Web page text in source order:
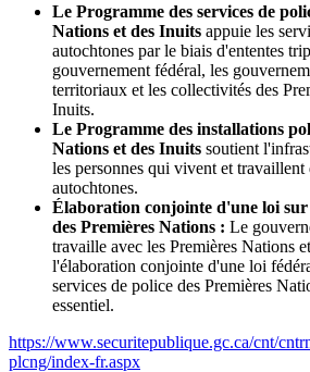
Le Programme des services de
Nations et des Inuits appuie les
autochtones par le biais d'ententes
gouvernement fédéral, les
territoriaux et les collectivités des
Inuits.
Le Programme des installations
Nations et des Inuits soutient
les personnes qui vivent et
autochtones.
Élaboration conjointe d'une loi sur
des Premières Nations : Le
travaille avec les Premières Nations
l'élaboration conjointe d'une loi
services de police des Premières
essentiel.
https://www.securitepublique.gc.ca/cnt/
plcng/index-fr.aspx